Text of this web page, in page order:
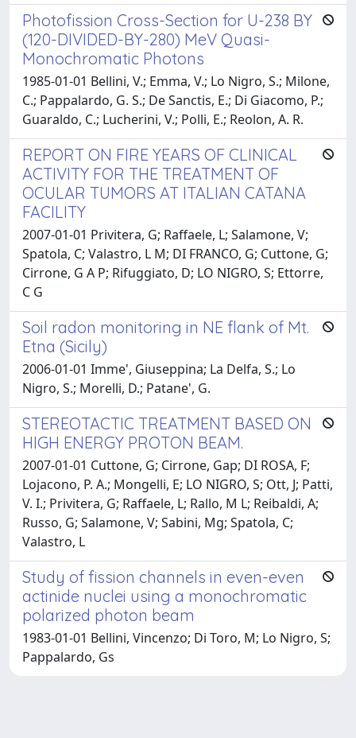
Photofission Cross-Section for U-238 BY
(120-DIVIDED-BY-280) MeV Quasi-
Monochromatic Photons
1985-01-01 Bellini, V.; Emma, V.; Lo Nigro, S.; Milone,
C.; Pappalardo, G. S.; De Sanctis, E.; Di Giacomo, P.;
Guaraldo, C.; Lucherini, V.; Polli, E.; Reolon, A. R.
REPORT ON FIRE YEARS OF CLINICAL
ACTIVITY FOR THE TREATMENT OF
OCULAR TUMORS AT ITALIAN CATANA
FACILITY
2007-01-01 Privitera, G; Raffaele, L; Salamone, V;
Spatola, C; Valastro, L M; DI FRANCO, G; Cuttone, G;
Cirrone, G A P; Rifuggiato, D; LO NIGRO, S; Ettorre,
C G
Soil radon monitoring in NE flank of Mt.
Etna (Sicily)
2006-01-01 Imme', Giuseppina; La Delfa, S.; Lo
Nigro, S.; Morelli, D.; Patane', G.
STEREOTACTIC TREATMENT BASED ON
HIGH ENERGY PROTON BEAM.
2007-01-01 Cuttone, G; Cirrone, Gap; DI ROSA, F;
Lojacono, P. A.; Mongelli, E; LO NIGRO, S; Ott, J; Patti,
V. I.; Privitera, G; Raffaele, L; Rallo, M L; Reibaldi, A;
Russo, G; Salamone, V; Sabini, Mg; Spatola, C;
Valastro, L
Study of fission channels in even-even
actinide nuclei using a monochromatic
polarized photon beam
1983-01-01 Bellini, Vincenzo; Di Toro, M; Lo Nigro, S;
Pappalardo, Gs